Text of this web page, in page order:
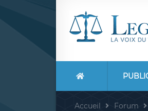
Accueil Forum